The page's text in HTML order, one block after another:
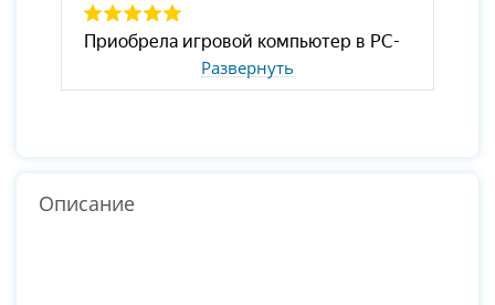
Развернуть
Описание